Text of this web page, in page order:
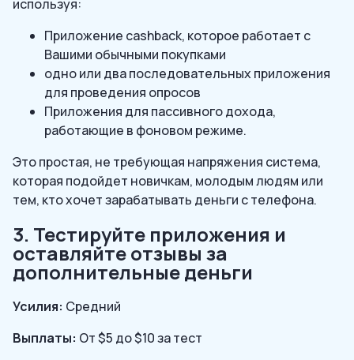
используя:
Приложение cashback, которое работает с
Вашими обычными покупками
одно или два последовательных приложения
для проведения опросов
Приложения для пассивного дохода,
работающие в фоновом режиме.
Это простая, не требующая напряжения система,
которая подойдет новичкам, молодым людям или
тем, кто хочет зарабатывать деньги с телефона.
3. Тестируйте приложения и
оставляйте отзывы за
дополнительные деньги
Усилия: Средний
Выплаты: От $5 до $10 за тест